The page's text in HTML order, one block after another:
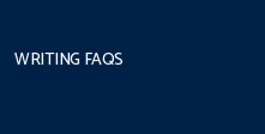
WRITING FAQS